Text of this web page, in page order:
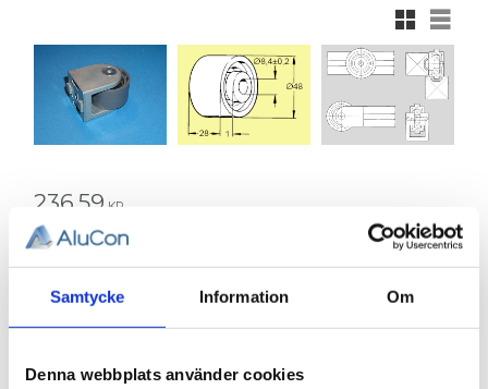
Samtycke Information Om
Denna webbplats använder cookies
Rutnätsvy
Listvy
236,59 KR